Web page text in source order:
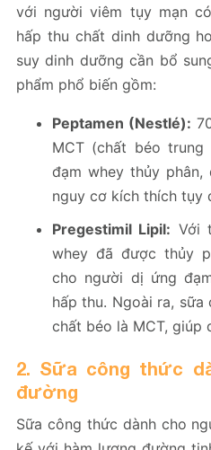
với người viêm tụy mạn
hấp thu chất dinh dưỡng
suy dinh dưỡng cần bổ
phẩm phổ biến gồm:
Peptamen (Nestlé):
MCT (chất béo trung
đạm whey thủy
nguy cơ kích thích tụy
Pregestimil Lipil: Với
whey đã được thủy
cho người dị ứng
hấp thu. Ngoài ra,
chất béo là MCT, giúp
2. Sữa công thức
đường
Sữa công thức dành cho